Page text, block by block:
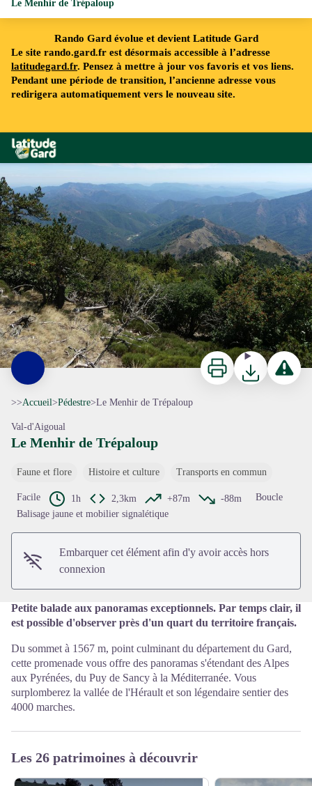
Rando Gard évolue et devient Latitude Gard
Le site rando.gard.fr est désormais accessible à l’adresse
latitudegard.fr. Pensez à mettre à jour vos favoris et vos liens.
Pendant une période de transition, l’ancienne adresse vous
redirigera automatiquement vers le nouveau site.
Rando Gard
Le Menhir de Trépaloup
Voir l'image en plein écran
ImprimerTéléchargerSignaler
>>Accueil>Pédestre>Le Menhir de Trépaloup
Val-d'Aigoual
Le Menhir de Trépaloup
Faune et flore Histoire et culture Transports en commun
Facile 1h 2,3km +87m -88m
Boucle
Balisage jaune et mobilier signalétique
Embarquer cet élément afin d'y avoir accès hors
connexion
Petite balade aux panoramas exceptionnels. Par temps clair, il
est possible d'observer près d'un quart du territoire français.
Du sommet à 1567 m, point culminant du département du Gard,
cette promenade vous offre des panoramas s'étendant des Alpes
aux Pyrénées, du Puy de Sancy à la Méditerranée. Vous
surplomberez la vallée de l'Hérault et son légendaire sentier des
4000 marches.
Les 26 patrimoines à découvrir